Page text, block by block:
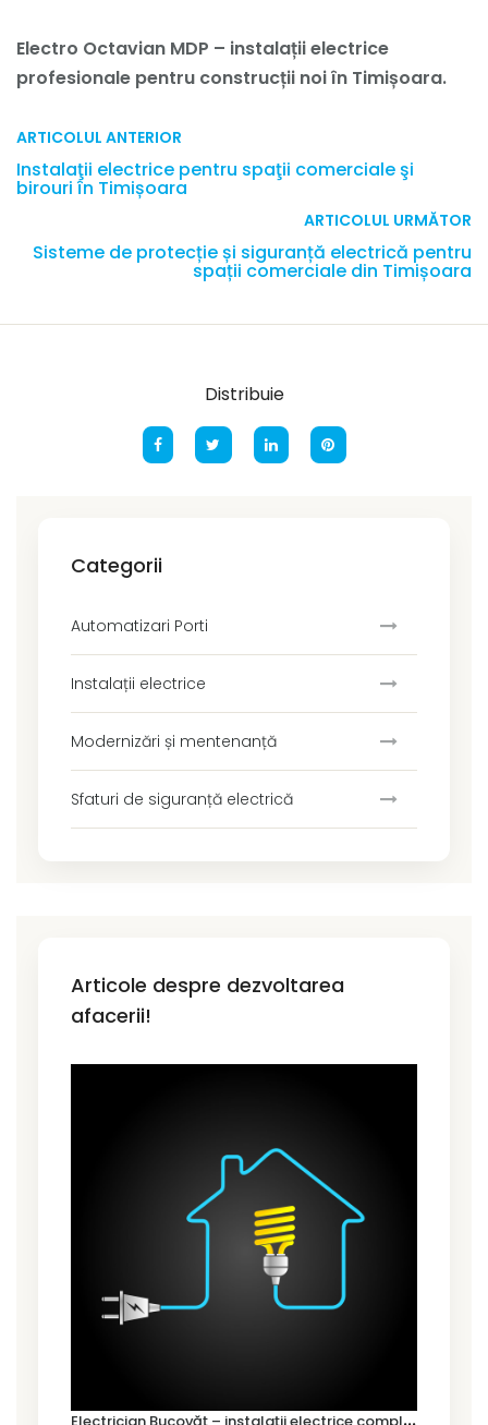
Electro Octavian MDP – instalații electrice
profesionale pentru construcții noi în Timișoara.
ARTICOLUL ANTERIOR
Instalaţii electrice pentru spaţii comerciale şi
birouri în Timișoara
ARTICOLUL URMĂTOR
Sisteme de protecție și siguranță electrică pentru
spații comerciale din Timișoara
Distribuie
Categorii
Automatizari Porti
Instalații electrice
Modernizări și mentenanță
Sfaturi de siguranță electrică
Articole despre dezvoltarea
afacerii!
E
lectrician Bucovăț – instalații electrice complete pentru case noi